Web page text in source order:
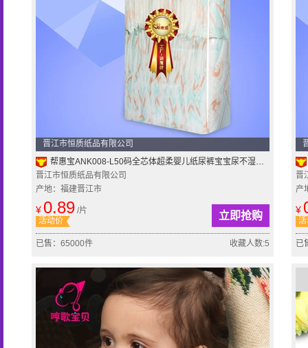
晋江市恒质纸品有限公司
帮惠宝ANK008-L50码全芯体超柔婴儿纸尿裤宝宝尿不湿简装包邮
晋江市恒质纸品有限公司
产地：福建晋江市
¥ 0.89 /片
活动价
立即抢购
已售：65000件 收藏人数:5
晋
产
¥
已